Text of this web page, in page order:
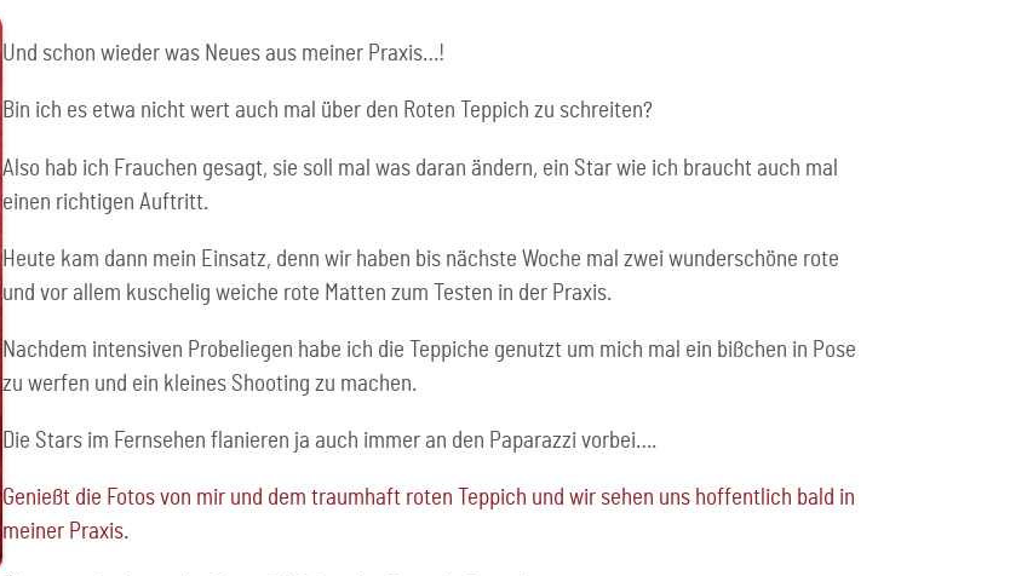
Und schon wieder was Neues aus meiner Praxis…!
Bin ich es etwa nicht wert auch mal über den Roten Teppich zu schreiten?
Also hab ich Frauchen gesagt, sie soll mal was daran ändern, ein Star wie ich braucht auch mal
einen richtigen Auftritt.
Heute kam dann mein Einsatz, denn wir haben bis nächste Woche mal zwei wunderschöne rote
und vor allem kuschelig weiche rote Matten zum Testen in der Praxis.
Nachdem intensiven Probeliegen habe ich die Teppiche genutzt um mich mal ein bißchen in Pose
zu werfen und ein kleines Shooting zu machen.
Die Stars im Fernsehen flanieren ja auch immer an den Paparazzi vorbei….
Genießt die Fotos von mir und dem traumhaft roten Teppich und wir sehen uns hoffentlich bald in
meiner Praxis.